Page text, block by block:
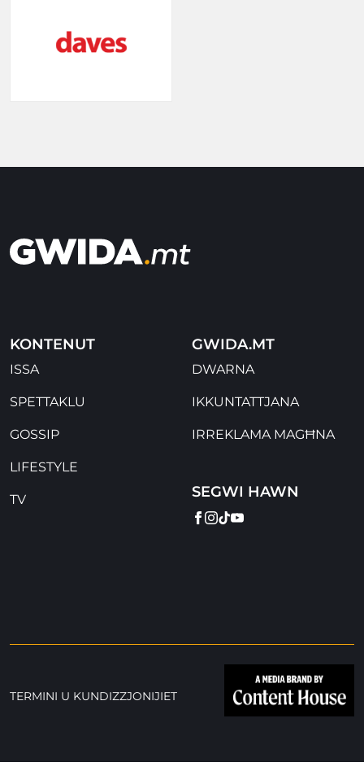
KONTENUT
ISSA
SPETTAKLU
GOSSIP
LIFESTYLE
TV
GWIDA.MT
DWARNA
IKKUNTATTJANA
IRREKLAMA MAGĦNA
SEGWI HAWN
FACEBOOK
INSTAGRAM
TIKTOK
YOUTUBE
TERMINI U KUNDIZZJONIJIET